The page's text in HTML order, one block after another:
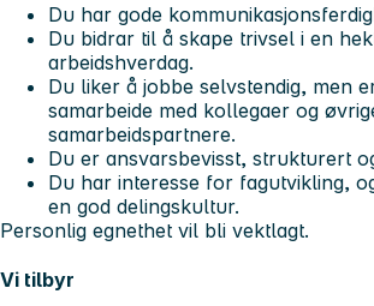
Du har gode
Du bidrar til å skape trivsel i en
arbeidshverdag.
Du liker å jobbe selvstendig, men
samarbeide med kollegaer og
samarbeidspartnere.
Du er ansvarsbevisst, strukturert
Du har interesse for fagutvikling,
en god delingskultur.
Personlig egnethet vil bli vektlagt.
Vi tilbyr